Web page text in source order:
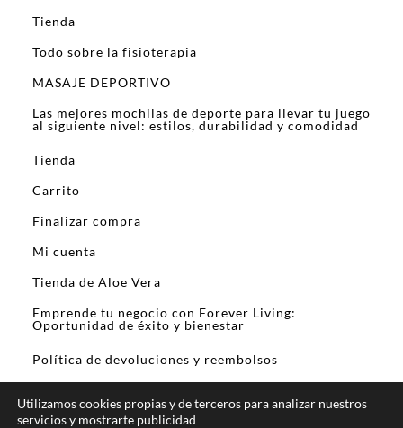
Tienda
Todo sobre la fisioterapia
MASAJE DEPORTIVO
Las mejores mochilas de deporte para llevar tu juego
al siguiente nivel: estilos, durabilidad y comodidad
Tienda
Carrito
Finalizar compra
Mi cuenta
Tienda de Aloe Vera
Emprende tu negocio con Forever Living:
Oportunidad de éxito y bienestar
Política de devoluciones y reembolsos
Utilizamos cookies propias y de terceros para analizar nuestros
servicios y mostrarte publicidad